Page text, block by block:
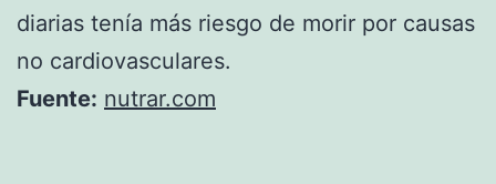
diarias tenía más riesgo de morir por causas
no cardiovasculares.
Fuente: nutrar.com